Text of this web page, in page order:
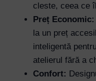
cleste, ceea ce
Preț Economic:
la un preț
inteligentă
atelierul fără a
Confort: